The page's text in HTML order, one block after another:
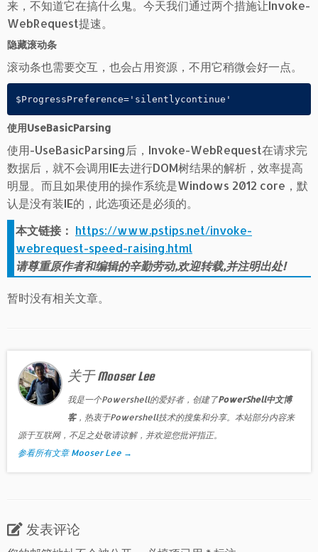
来，不知道它在搞什么鬼。今天我们通过两个措施让Invoke-
WebRequest提速。
隐藏滚动条
滚动条也需要交互，也会占用资源，不用它稍微会好一点。
$ProgressPreference='silentlycontinue'
使用UseBasicParsing
使用-UseBasicParsing后，Invoke-WebRequest在请求完
数据后，就不会调用IE去进行DOM树结果的解析，效率提高
明显。而且如果使用的操作系统是Windows 2012 core，默
认是没有装IE的，此选项还是必须的。
本文链接： https://www.pstips.net/invoke-
webrequest-speed-raising.html
请尊重原作者和编辑的辛勤劳动,欢迎转载,并注明出处!
暂时没有相关文章。
关于 Mooser Lee
我是一个Powershell的爱好者，创建了PowerShell中文博
客，热衷于Powershell技术的搜集和分享。本站部分内容来
源于互联网，不足之处敬请谅解，并欢迎您批评指正。
参看所有文章 Mooser Lee →
发表评论